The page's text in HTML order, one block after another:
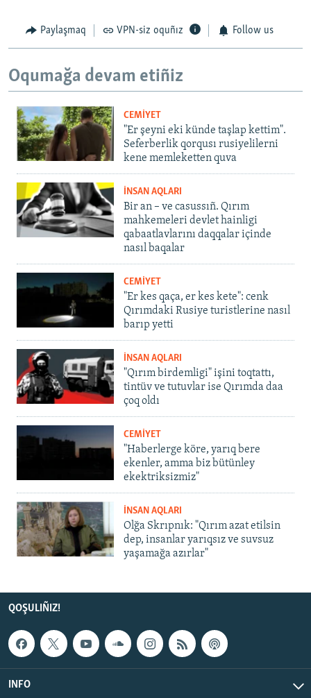
Paylaşmaq VPN-siz oquñız Follow us
Oqumağa devam etiñiz
CEMİYET
"Er şeyni eki künde taşlap kettim".
Seferberlik qorqusı rusiyelilerni
kene memleketten quva
İNSAN AQLARI
Bir an – ve casussıñ. Qırım
mahkemeleri devlet hainligi
qabaatlavlarını daqqalar içinde
nasıl baqalar
CEMİYET
"Er kes qaça, er kes kete": cenk
Qırımdaki Rusiye turistlerine nasıl
barıp yetti
İNSAN AQLARI
"Qırım birdemligi" işini toqtattı,
tintüv ve tutuvlar ise Qırımda daa
çoq oldı
CEMİYET
"Haberlerge köre, yarıq bere
ekenler, amma biz bütünley
ekektriksizmiz"
İNSAN AQLARI
Olğa Skrıpnık: "Qırım azat etilsin
dep, insanlar yarıqsız ve suvsuz
yaşamağa azırlar"
QOŞULIÑIZ!
INFO